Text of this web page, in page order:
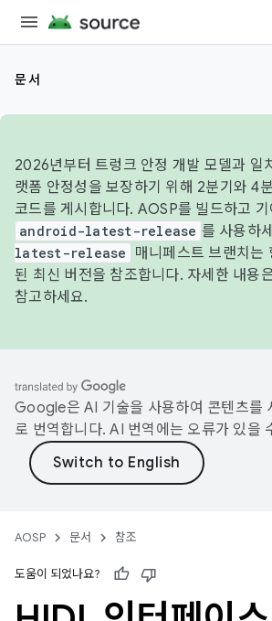
문서
2026년부터 트렁크 안정 개발 모델과 일
랫폼 안정성을 보장하기 위해 2분기와 4
코드를 게시합니다. AOSP를 빌드하고 기
android-latest-release 를 사용하
latest-release
매니페스트 브랜치는
된 최신 버전을 참조합니다. 자세한 내용
참고하세요.
Google은 AI 기술을 사용하여 콘텐츠를
로 번역합니다. AI 번역에는 오류가 있을
AOSP 문서 참조
도움이 되었나요?